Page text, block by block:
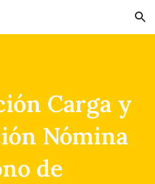
Skip to navigation
Carga y
Nómina
de